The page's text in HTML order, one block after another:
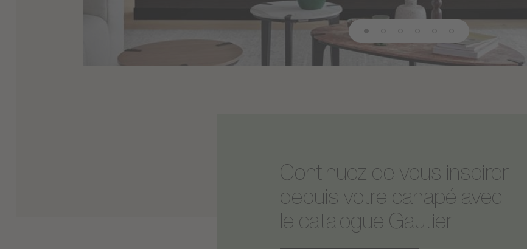
Continuez de vous inspirer
depuis votre canapé avec
le catalogue Gautier